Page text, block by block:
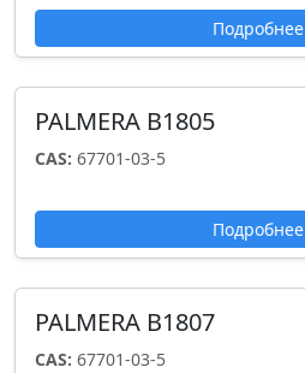
Подробнее
PALMERA B1805
CAS: 67701-03-5
Подробнее
PALMERA B1807
CAS: 67701-03-5